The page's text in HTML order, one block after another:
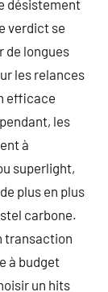
désistement
verdict se
de longues
les relances
efficace
les
à
superlight,
plus en plus
carbone.
transaction
à budget
un hits